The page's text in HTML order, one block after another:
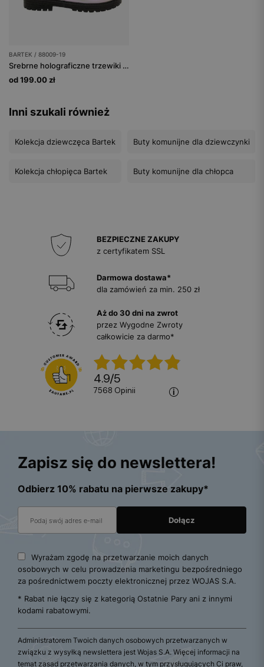
BARTEK / 88009-19
Srebrne holograficzne trzewiki dziecięce Stitch BARTEK 88009-19
od 199.00 zł
Inni szukali również
Kolekcja dziewczęca Bartek
Kolekcja chłopięca Bartek
Buty komunijne dla dziewczynki
Buty komunijne dla chłopca
BEZPIECZNE ZAKUPY
z certyfikatem SSL
Darmowa dostawa*
dla zamówień za min. 250 zł
Aż do 30 dni na zwrot
przez Wygodne Zwroty
całkowicie za darmo*
4.9/5
7568 opinii
Zapisz się do newslettera!
Odbierz 10% rabatu na pierwsze zakupy*
Wyrażam zgodę na przetwarzanie moich danych
osobowych w celu prowadzenia marketingu bezpośredniego
za pośrednictwem poczty elektronicznej przez WOJAS S.A.
* Rabat nie łączy się z kategorią Ostatnie Pary ani z innymi
kodami rabatowymi.
Administratorem Twoich danych osobowych przetwarzanych w
związku z wysyłką newslettera jest Wojas S.A. Więcej informacji na
temat zasad przetwarzania danych, w tym przysługujących Ci praw,